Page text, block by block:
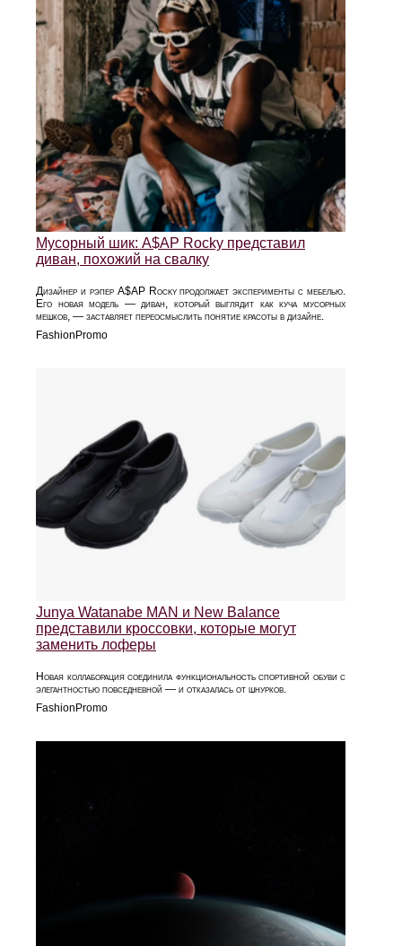
Мусорный шик: A$AP Rocky представил
диван, похожий на свалку
Дизайнер и рэпер A$AP Rocky продолжает эксперименты с мебелью.
Его новая модель — диван, который выглядит как куча мусорных
мешков, — заставляет переосмыслить понятие красоты в дизайне.
FashionPromo
Junya Watanabe MAN и New Balance
представили кроссовки, которые могут
заменить лоферы
Новая коллаборация соединила функциональность спортивной обуви с
элегантностью повседневной — и отказалась от шнурков.
FashionPromo